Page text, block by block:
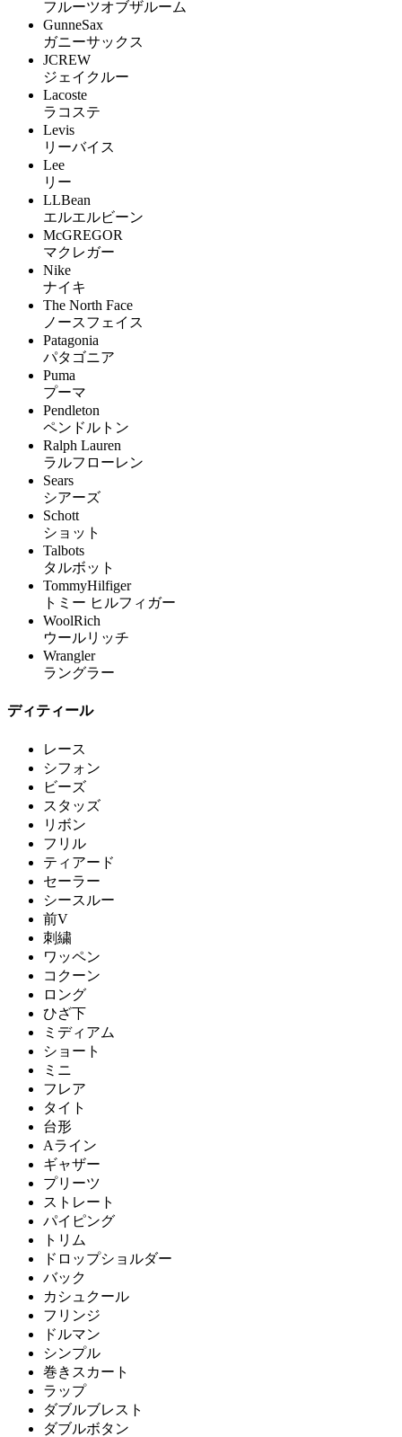
フルーツオブザルーム
GunneSax
ガニーサックス
JCREW
ジェイクルー
Lacoste
ラコステ
Levis
リーバイス
Lee
リー
LLBean
エルエルビーン
McGREGOR
マクレガー
Nike
ナイキ
The North Face
ノースフェイス
Patagonia
パタゴニア
Puma
プーマ
Pendleton
ペンドルトン
Ralph Lauren
ラルフローレン
Sears
シアーズ
Schott
ショット
Talbots
タルボット
TommyHilfiger
トミー ヒルフィガー
WoolRich
ウールリッチ
Wrangler
ラングラー
ディティール
レース
シフォン
ビーズ
スタッズ
リボン
フリル
ティアード
セーラー
シースルー
前V
刺繍
ワッペン
コクーン
ロング
ひざ下
ミディアム
ショート
ミニ
フレア
タイト
台形
Aライン
ギャザー
プリーツ
ストレート
パイピング
トリム
ドロップショルダー
バック
カシュクール
フリンジ
ドルマン
シンプル
巻きスカート
ラップ
ダブルブレスト
ダブルボタン